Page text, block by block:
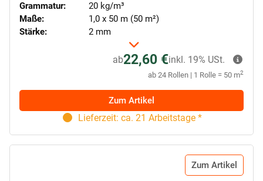
Grammatur:
20 kg/m³
Maße:
1,0 x 50 m (50 m²)
Stärke:
2 mm
ab22,60 €
ab 24 Rollen | 1 Rolle = 50 m2
inkl. 19% USt.
Zum Artikel
Lieferzeit: ca. 21 Arbeitstage *
Zum Artikel